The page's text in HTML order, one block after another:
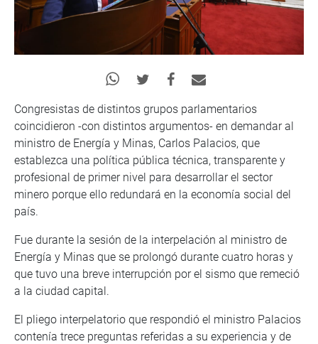
Congresistas de distintos grupos parlamentarios
coincidieron -con distintos argumentos- en demandar al
ministro de Energía y Minas, Carlos Palacios, que
establezca una política pública técnica, transparente y
profesional de primer nivel para desarrollar el sector
minero porque ello redundará en la economía social del
país.
Fue durante la sesión de la interpelación al ministro de
Energía y Minas que se prolongó durante cuatro horas y
que tuvo una breve interrupción por el sismo que remeció
a la ciudad capital.
El pliego interpelatorio que respondió el ministro Palacios
contenía trece preguntas referidas a su experiencia y de